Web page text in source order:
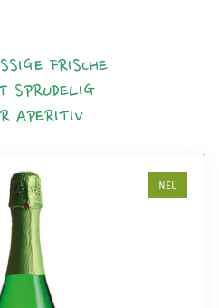
FRISCHE
SPRUDELIG
APERITIV
NEU